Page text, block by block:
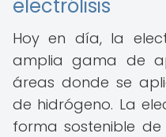
electrólisis
Hoy en día, la
amplia gama de
áreas donde se
de hidrógeno. La
forma sostenible